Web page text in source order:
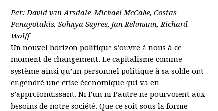
Par: David van Arsdale, Michael McCabe, Costas
Panayotakis, Sohnya Sayres, Jan Rehmann, Richard
Wolff
Un nouvel horizon politique s’ouvre à nous à ce
moment de changement. Le capitalisme comme
système ainsi qu’un personnel politique à sa solde ont
engendré une crise économique qui va en
s’approfondissant. Ni l’un ni l’autre ne pourvoient aux
besoins de notre société. Que ce soit sous la forme